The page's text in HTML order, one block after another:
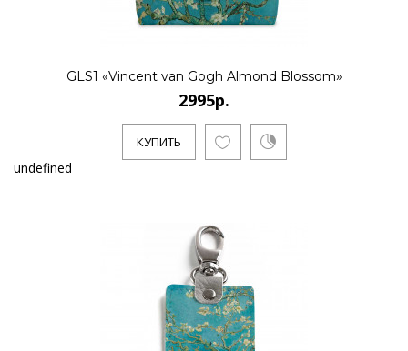
GLS1 «Vincent van Gogh Almond Blossom»
2995р.
КУПИТЬ
undefined